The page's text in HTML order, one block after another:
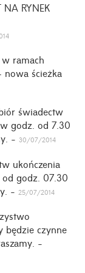
NA RYNEK
ramach
ścieżka
świadectw
godz. od 7.30
- 30/07/2014
ukończenia
godz. 07.30
- 25/07/2014
będzie czynne
-